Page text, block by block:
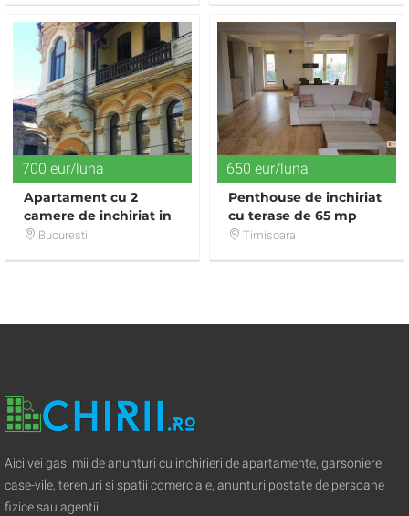
700 eur/luna
Apartament cu 2
camere de inchiriat in
zona P-ta Romana
Bucuresti
650 eur/luna
Penthouse de inchiriat
cu terase de 65 mp
Timisoara
Aici vei gasi mii de anunturi cu inchirieri de apartamente, garsoniere,
case-vile, terenuri si spatii comerciale, anunturi postate de persoane
fizice sau agentii.